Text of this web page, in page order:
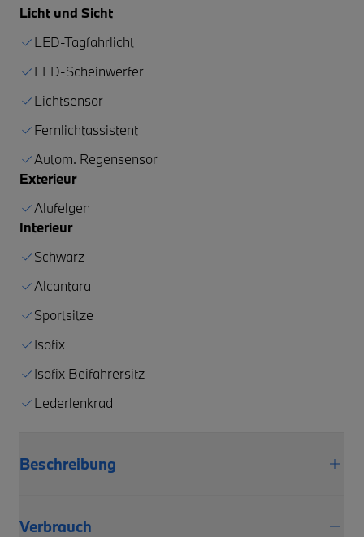
Licht und Sicht
LED-Tagfahrlicht
LED-Scheinwerfer
Lichtsensor
Fernlichtassistent
Autom. Regensensor
Exterieur
Alufelgen
Interieur
Schwarz
Alcantara
Sportsitze
Isofix
Isofix Beifahrersitz
Lederlenkrad
Beschreibung
Verbrauch